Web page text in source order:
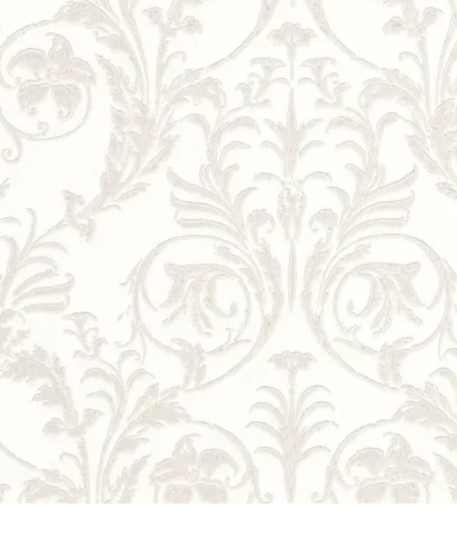
francouzských tapet se vzorem kolekce SO WHITE 4